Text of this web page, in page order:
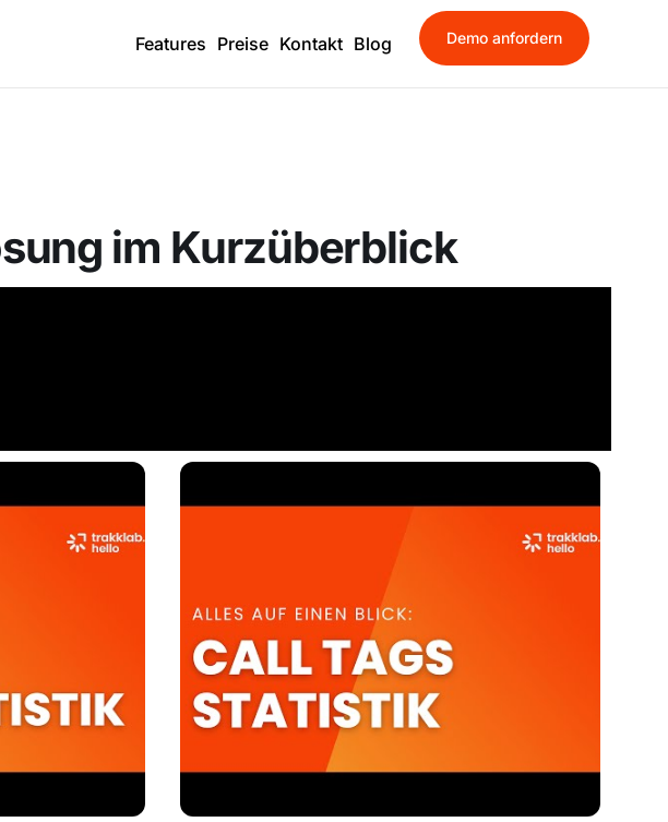
Features Preise Kontakt Blog Demo anfordern
im Kurzüberblick